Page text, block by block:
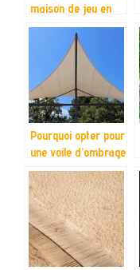
maison de jeu en
bois pour enfants ?
Pourquoi opter pour
une voile d’ombrage
?